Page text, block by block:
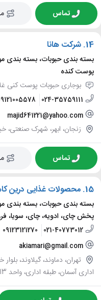
تماس
14. شرکت هانا
بسته بندی حبوبات، بسته بندی
پوست کنده
بوجاری حبوبات پوست کنی
024-35759111
majid641221@yahoo.com
زنجان، ابهر، شهرک صنعتی،
تماس
15. محصولات غذایی درین
بسته بندی حبوبات، بسته بندی
پخش چای، ادویه، چای، سویا،
021-40773012
09123121270
akiamari@gmail.com
تهران، دماوند، گیلاوند،
اداری آسمان، طبقه اداری، واحد 13